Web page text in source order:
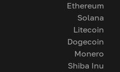
Ethereum
Solana
Litecoin
Dogecoin
Monero
Shiba Inu